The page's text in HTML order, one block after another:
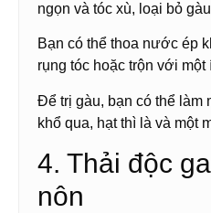
ngọn và tóc xù, loại bỏ
Bạn có thể thoa nước ép
rụng tóc hoặc trộn với một
Để trị gàu, bạn có thể làm
khổ qua, hạt thì là và một
4. Thải độc
nôn